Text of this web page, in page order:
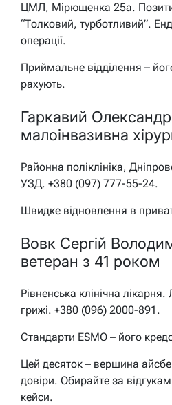
ЦМЛ, Мірющенка 25а.
“Толковий, турботливий”.
операції.
Приймальне відділення –
рахують.
Гаркавий
малоінвазивна
Районна поліклініка,
УЗД. +380 (097) 777-55-24.
Швидке відновлення в
Вовк Сергій
ветеран з 41 роком
Рівненська клінічна
грижі. +380 (096) 2000-891.
Стандарти ESMO – його
Цей десяток – вершина
довіри. Обирайте за
кейси.